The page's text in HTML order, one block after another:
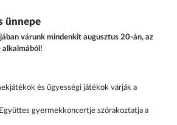
ünnepe
várunk mindenkit augusztus 20-án, az
alkalmából!
és ügyességi játékok várják a
gyermekkoncertje szórakoztatja a